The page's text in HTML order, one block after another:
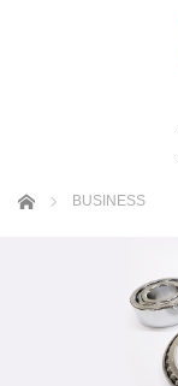
ホーム BUSINESS